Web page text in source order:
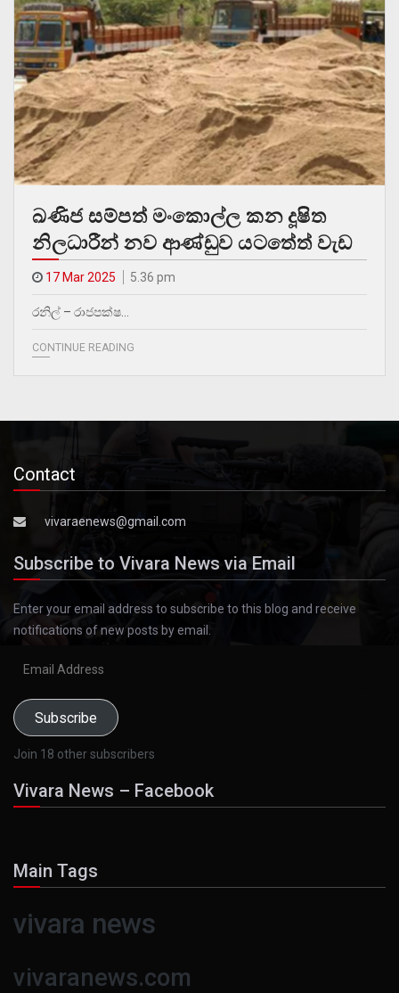
ඛණිජ සම්පත් මංකොල්ල කන දූෂිත
නිලධාරීන් නව ආණ්ඩුව යටතේත් වැඩ
17 Mar 2025 5.36 pm
රනිල් – රාජපක්ෂ…
CONTINUE READING
Contact
vivaraenews@gmail.com
Subscribe to Vivara News via Email
Enter your email address to subscribe to this blog and receive
notifications of new posts by email.
Subscribe
Join 18 other subscribers
Vivara News – Facebook
Main Tags
vivara news
vivaranews.com